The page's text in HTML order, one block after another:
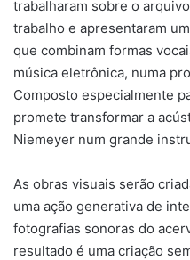
trabalharam sobre o
trabalho e apresentaram
que combinam formas
música eletrônica, numa
Composto especialmente
promete transformar a
Niemeyer num grande
As obras visuais serão
uma ação generativa de
fotografias sonoras do
resultado é uma criação